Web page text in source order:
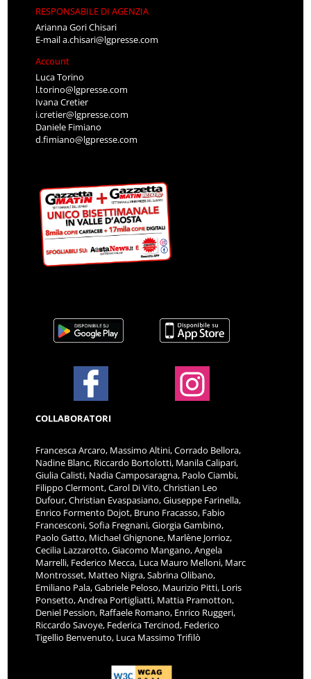
RESPONSABILE DI AGENZIA
Arianna Gori Chisari
E-maila.chisari@lgpresse.com
Account
Luca Torino
l.torino@lgpresse.com
Ivana Cretier
i.cretier@lgpresse.com
Daniele Fimiano
d.fimiano@lgpresse.com
COLLABORATORI
Francesca Arcaro, Massimo Altini, Corrado Bellora,
Nadine Blanc, Riccardo Bortolotti, Manila Calipari,
Giulia Calisti, Nadia Camposaragna, Paolo Ciambi,
Filippo Clermont, Carol Di Vito, Christian Leo
Dufour, Christian Evaspasiano, Giuseppe Farinella,
Enrico Formento Dojot, Bruno Fracasso, Fabio
Francesconi, Sofia Fregnani, Giorgia Gambino,
Paolo Gatto, Michael Ghignone, Marlène Jorrioz,
Cecilia Lazzarotto, Giacomo Mangano, Angela
Marrelli, Federico Mecca, Luca Mauro Melloni, Marc
Montrosset, Matteo Nigra, Sabrina Olibano,
Emiliano Pala, Gabriele Peloso, Maurizio Pitti, Loris
Ponsetto, Andrea Portigliatti, Mattia Pramotton,
Deniel Pession, Raffaele Romano, Enrico Ruggeri,
Riccardo Savoye, Federica Tercinod, Federico
Tigellio Benvenuto, Luca Massimo Trifilò